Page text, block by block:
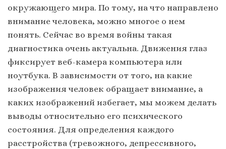
окружающего мира. По тому, на что направлено
внимание человека, можно многое о нем
понять. Сейчас во время войны такая
диагностика очень актуальна. Движения глаз
фиксирует веб-камера компьютера или
ноутбука. В зависимости от того, на какие
изображения человек обращает внимание, а
каких изображений избегает, мы можем делать
выводы относительно его психического
состояния. Для определения каждого
расстройства (тревожного, депрессивного,